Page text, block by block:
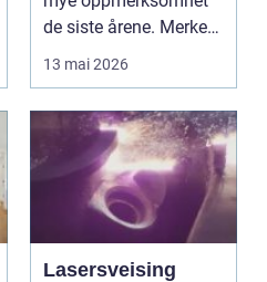
de siste årene. Merket
kombinerer en...
13 mai 2026
Lasersveising